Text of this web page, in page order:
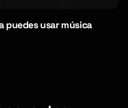
puedes usar música